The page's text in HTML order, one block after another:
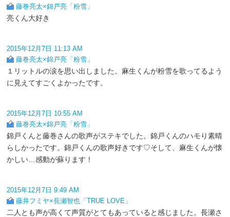
藤巻亮太×錦戸亮「粉雪」
亮くん大好き
2015年12月7日 11:13 AM
藤巻亮太×錦戸亮「粉雪」
１リットルの涙を思い出しました。麻生くんが粉雪を歌ってるよう
に見えてすごくよかったです。
2015年12月7日 10:55 AM
藤巻亮太×錦戸亮「粉雪」
錦戸くんと藤巻さんの歌声がステキでした。錦戸くんのハモり素晴
らしかったです。錦戸くんの歌声好きです♡そして、麻生くんが懐
かしい…感動が蘇ります！
2015年12月7日 9:49 AM
藤井フミヤ×長瀬智也「TRUE LOVE」
二人とも声が高くて声質がとてもあっていると感じました。長瀬さ